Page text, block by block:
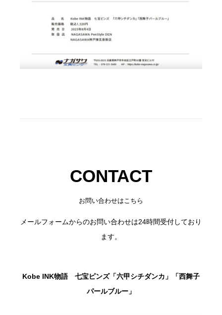
CONTACT
お問い合わせはこちら
メールフォームからのお問い合わせは24時間受付しており
ます。
Kobe INK物語 七宝ピンズ「六甲シチダンカ」「西舞子
パールブルー」